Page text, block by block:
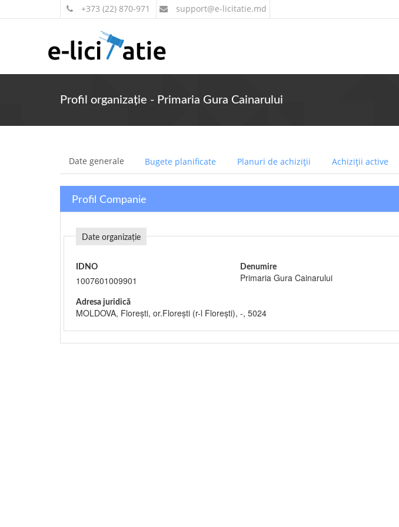
+373 (22) 870-971 support@e-licitatie.md
Profil organizație - Primaria Gura Cainarului
Date generale Bugete planificate Planuri de achiziții Achiziții active
Profil Companie
Date organizație
IDNO
1007601009901
Denumire
Primaria Gura Cainarului
Adresa juridică
MOLDOVA, Floreşti, or.Floreşti (r-l Floreşti), -, 5024